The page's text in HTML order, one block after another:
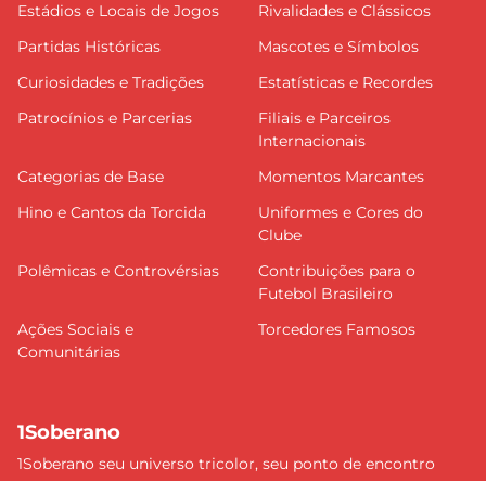
Estádios e Locais de Jogos
Rivalidades e Clássicos
Partidas Históricas
Mascotes e Símbolos
Curiosidades e Tradições
Estatísticas e Recordes
Patrocínios e Parcerias
Filiais e Parceiros
Internacionais
Categorias de Base
Momentos Marcantes
Hino e Cantos da Torcida
Uniformes e Cores do
Clube
Polêmicas e Controvérsias
Contribuições para o
Futebol Brasileiro
Ações Sociais e
Comunitárias
Torcedores Famosos
1Soberano
1Soberano seu universo tricolor, seu ponto de encontro